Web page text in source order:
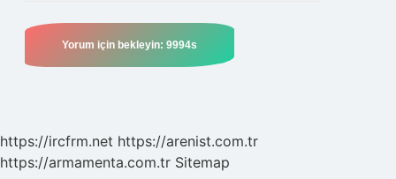
https://ircfrm.net https://arenist.com.tr
https://armamenta.com.tr Sitemap